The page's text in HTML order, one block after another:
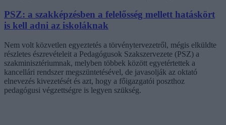
PSZ: a szakképzésben a felelősség mellett hatáskört
is kell adni az iskoláknak
Nem volt közvetlen egyeztetés a törvénytervezetről, mégis elküldte
részletes észrevételeit a Pedagógusok Szakszervezete (PSZ) a
szakminisztériumnak, melyben többek között egyetértettek a
kancellári rendszer megszüntetésével, de javasolják az oktató
elnevezés kivezetését és azt, hogy a főigazgatói poszthoz
pedagógusi végzettségre is legyen szükség.